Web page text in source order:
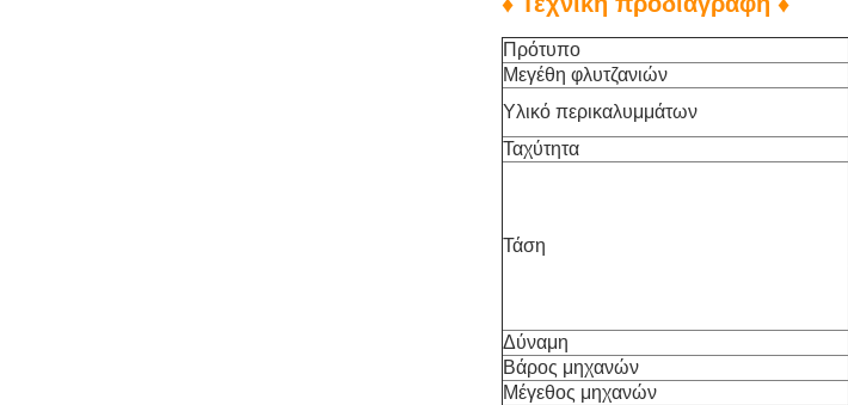
Πρότυπο
Μεγέθη φλυτζανιών
Υλικό περικαλυμμάτων
Ταχύτητα
Τάση
Δύναμη
Βάρος μηχανών
Μέγεθος μηχανών